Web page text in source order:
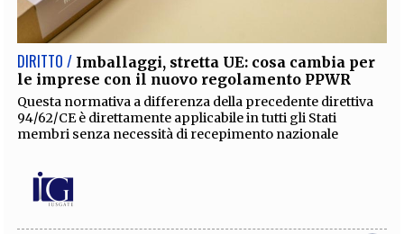
DIRITTO / Imballaggi, stretta UE: cosa cambia per
le imprese con il nuovo regolamento PPWR
Questa normativa a differenza della precedente direttiva
94/62/CE è direttamente applicabile in tutti gli Stati
membri senza necessità di recepimento nazionale